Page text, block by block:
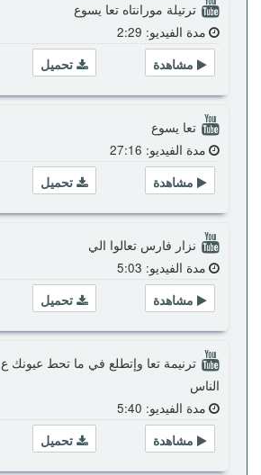
ترتيلة مورانتاه تعا يسوع
مدة الفيديو: 2:29
تحميل
مشاهدة
تعا يسوع
مدة الفيديو: 27:16
تحميل
مشاهدة
نزار فارس تعالوا الي
مدة الفيديو: 5:03
تحميل
مشاهدة
ترنيمة تعا وإتطلع في ما تحط عيونك ع
الناس
مدة الفيديو: 5:40
تحميل
مشاهدة